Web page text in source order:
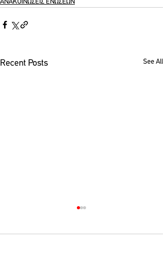
ΑΝΑΚΟΙΝΩΣΕΙΣ ΕΝΩΣΕΩΝ
Recent Posts See All